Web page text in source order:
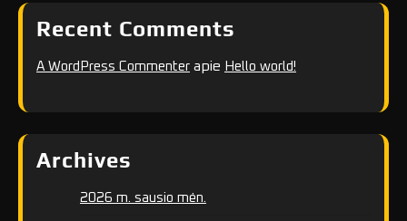
Recent Comments
A WordPress Commenter apie Hello world!
Archives
2026 m. sausio mėn.